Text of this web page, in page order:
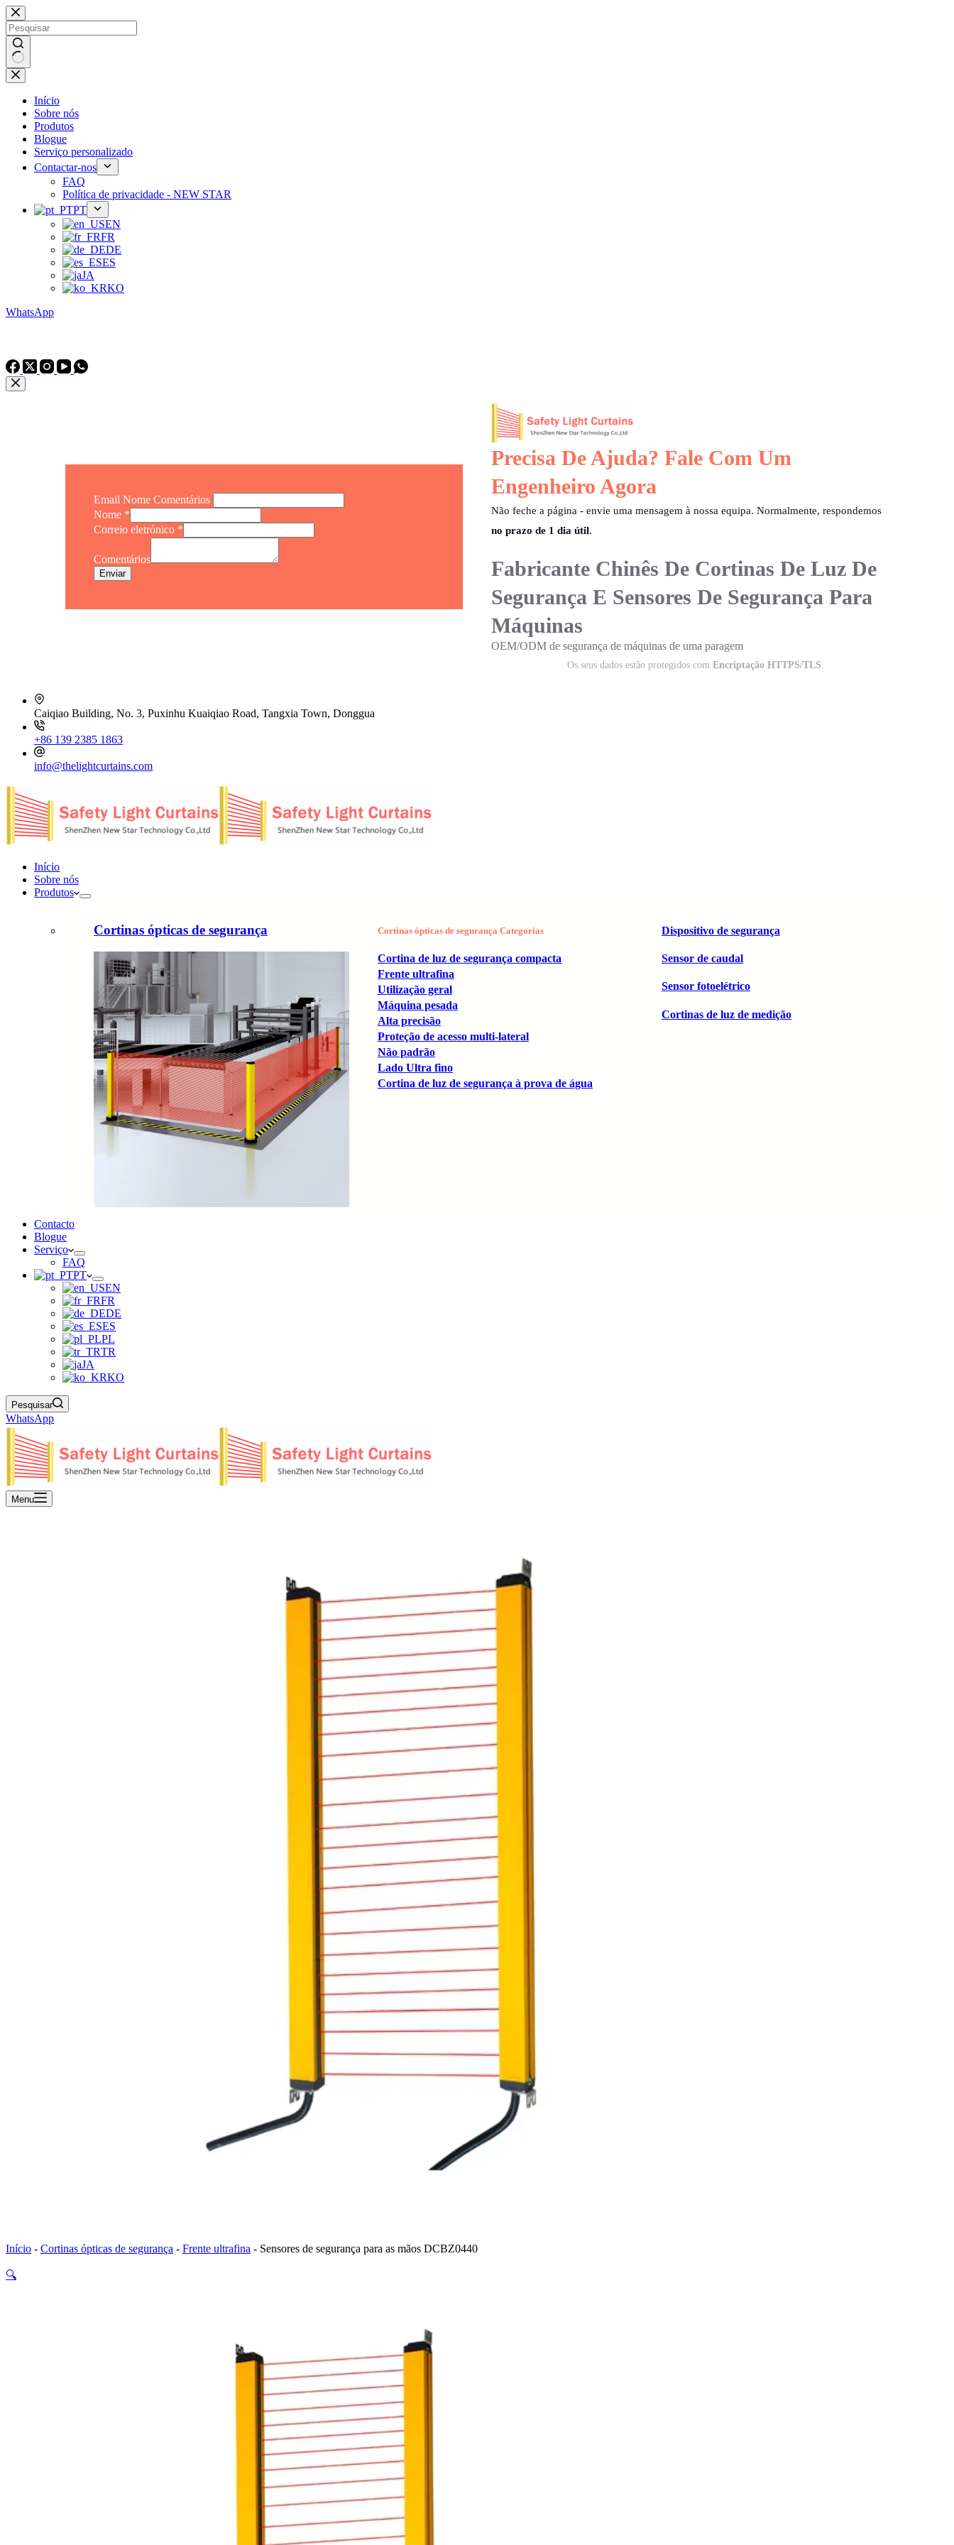
Saltar
para
o
conteúdo
Sem
resultados
Início
Sobre nós
Produtos
Blogue
Serviço personalizado
Contactar-nos
FAQ
Política de privacidade - NEW STAR
PT
EN
FR
DE
ES
JA
KO
WhatsApp
Email Nome Comentários
Nome *
Correio eletrónico *
Comentários
Enviar
Precisa De Ajuda? Fale Com Um
Engenheiro Agora
Não feche a página - envie uma mensagem à nossa equipa. Normalmente, respondemos
no prazo de 1 dia útil.
Fabricante Chinês De Cortinas De Luz De
Segurança E Sensores De Segurança Para
Máquinas
OEM/ODM de segurança de máquinas de uma paragem
Os seus dados estão protegidos com Encriptação HTTPS/TLS
Caiqiao Building, No. 3, Puxinhu Kuaiqiao Road, Tangxia Town, Donggua
+86 139 2385 1863
info@thelightcurtains.com
Início
Sobre nós
Produtos
Cortinas ópticas de segurança Cortinas ópticas de segurança Categorias
Cortina de luz de segurança compacta
Frente ultrafina
Utilização geral
Máquina pesada
Alta precisão
Proteção de acesso multi-lateral
Não padrão
Lado Ultra fino
Cortina de luz de segurança à prova de água
Dispositivo de segurança
Sensor de caudal
Sensor fotoelétrico
Cortinas de luz de medição
Contacto
Blogue
Serviço
FAQ
PT
EN
FR
DE
ES
PL
TR
JA
KO
Pesquisar
WhatsApp
Menu
Início - Cortinas ópticas de segurança - Frente ultrafina - Sensores de segurança para as mãos DCBZ0440
🔍